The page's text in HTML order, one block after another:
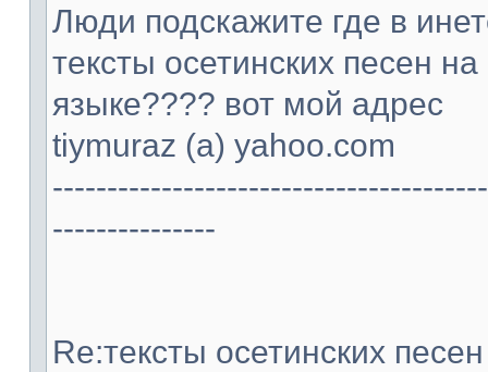
Люди подскажите где в
тексты осетинских песен
языке???? вот мой адрес
tiymuraz (а) yahoo.com
---------------
Re:тексты осетинских